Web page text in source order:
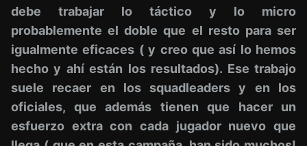
debe trabajar lo táctico y lo micro
probablemente el doble que el resto para ser
igualmente eficaces ( y creo que así lo hemos
hecho y ahí están los resultados). Ese trabajo
suele recaer en los squadleaders y en los
oficiales, que además tienen que hacer un
esfuerzo extra con cada jugador nuevo que